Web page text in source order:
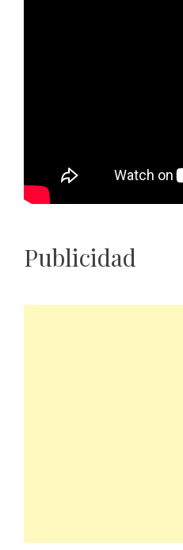
Publicidad